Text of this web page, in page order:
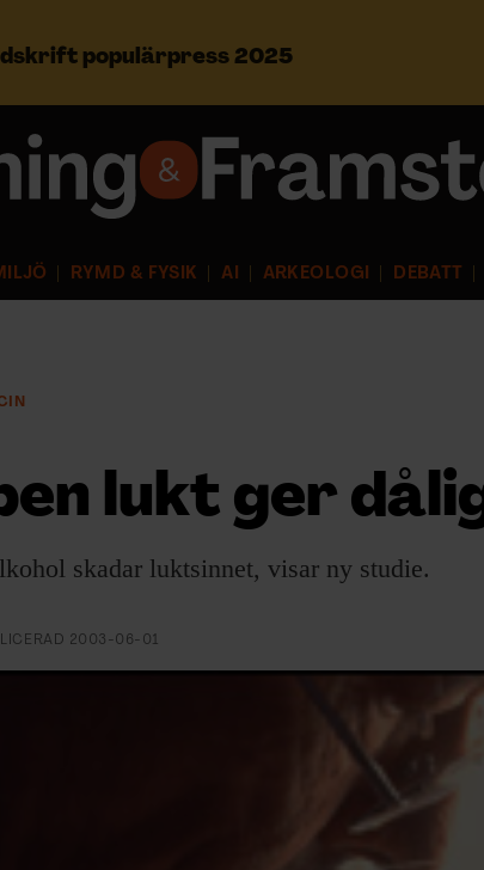
populärpress 2025
RYMD & FYSIK AI ARKEOLOGI DEBATT
& RESOR
lukt ger
skadar luktsinnet, visar ny studie.
2003-06-01